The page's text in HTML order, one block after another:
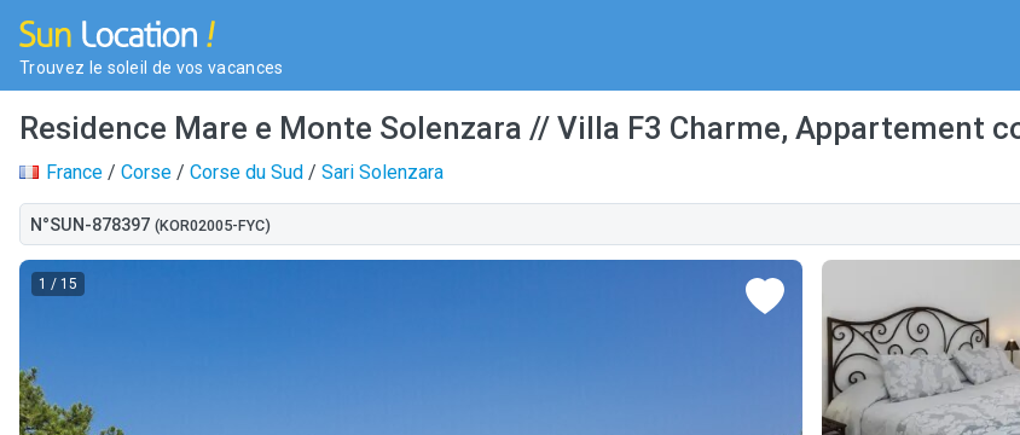
Trouvez le soleil de vos vacances
Residence Mare e Monte Solenzara // Villa F3 Charme, Appartement
France / Corse / Corse du Sud / Sari Solenzara
N°SUN-878397 (KOR02005-FYC)
1 / 15